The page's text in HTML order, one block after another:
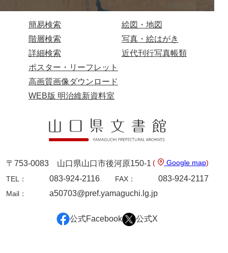
簡易検索
階層検索
詳細検索
絵図・地図
写真・絵はがき
近代刊行写真帳類
ポスター・リーフレット
高画質画像ダウンロード
WEB版 明治維新資料室
〒753-0083 山口県山口市後河原150-1 ( Google map)
TEL：
083-924-2116 FAX： 083-924-2117
Mail： a50703@pref.yamaguchi.lg.jp
公式Facebook 公式X